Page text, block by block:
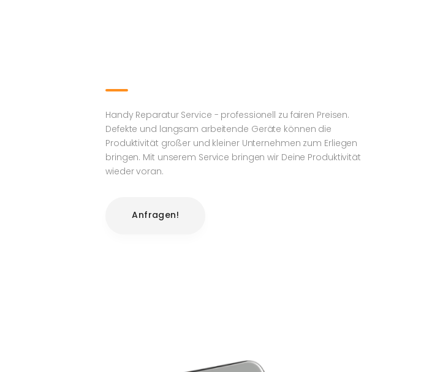
Handy Reparatur Service - professionell zu fairen Preisen.
Defekte und langsam arbeitende Geräte können die
Produktivität großer und kleiner Unternehmen zum Erliegen
bringen. Mit unserem Service bringen wir Deine Produktivität
wieder voran.
Anfragen!